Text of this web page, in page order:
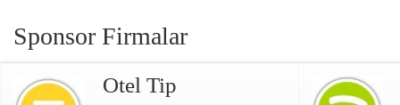
Sponsor Firmalar
Otel Tip